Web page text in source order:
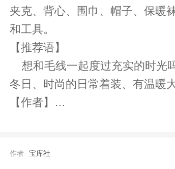
夹克、背心、围巾、帽子、保暖
和工具。
【推荐语】
想和毛线一起度过充实的时光
冬日、时尚的日常着装、有温暖
【作者】
宝库社，日本*的手工集团旗下
大手工爱好者中享有极高的声誉。 目前，广受欢迎的期刊类手工编织图书《毛线球》《世界编织》《志田编织》《爱刺绣》《欧洲编
作者 宝库社